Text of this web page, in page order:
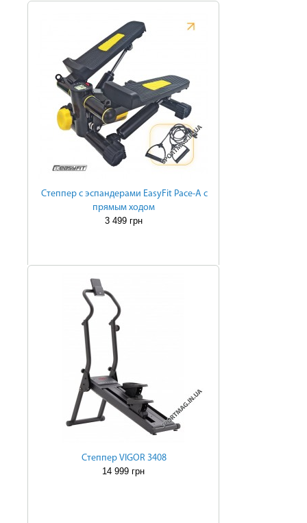
Степпер с эспандерами EasyFit Pace-A с
прямым ходом
3 499 грн
Степпер VIGOR 3408
14 999 грн